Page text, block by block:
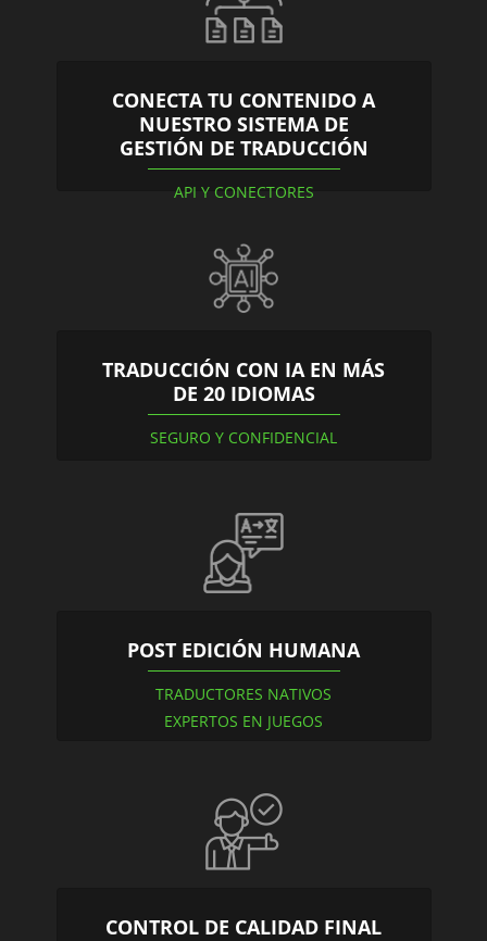
CONECTA TU CONTENIDO A
NUESTRO SISTEMA DE
GESTIÓN DE TRADUCCIÓN
API Y CONECTORES
TRADUCCIÓN CON IA EN MÁS
DE 20 IDIOMAS
SEGURO Y CONFIDENCIAL
POST EDICIÓN HUMANA
TRADUCTORES NATIVOS
EXPERTOS EN JUEGOS
CONTROL DE CALIDAD FINAL